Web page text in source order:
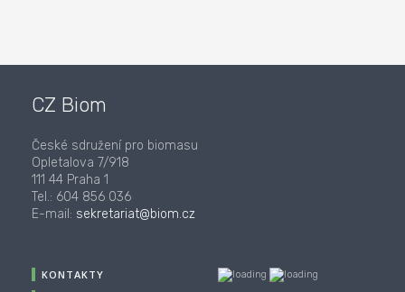
CZ Biom
České sdružení pro biomasu
Opletalova 7/918
111 44 Praha 1
Tel.: 604 856 036
E-mail: sekretariat@biom.cz
KONTAKTY